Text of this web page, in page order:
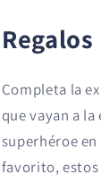
Completa la
que vayan a
superhéroe
favorito, estos